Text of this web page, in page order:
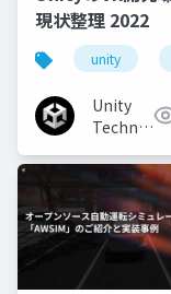
現状整理 2022
unity
Unity